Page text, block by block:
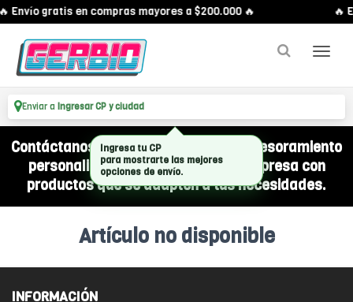
Envío gratis en compras mayores a $200.000 🔥 🔥
Enviar a Ingresar CP y ciudad
Contáctanos por WhatsApp y recibí asesoramiento
personalizado para equipar a tu empresa con
productos que se adapten a tus necesidades.
Artículo no disponible
INFORMACIÓN
Ingresa tu CP
para mostrarte las mejores
opciones de envío.